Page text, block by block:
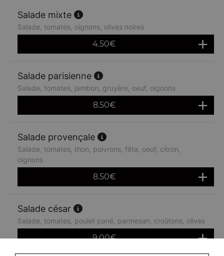
Salade mixte
Salade, tomates, oignons, olives noires
4.50€
Salade parisienne
Salade, tomates, jambon, gruyère, oeuf, oignons
8.50€
Salade provençale
Salade, tomates, thon, poivrons, fêta, oeuf, citron,
oignons
8.50€
Salade césar
Salade, tomates, poulet pané, parmesan, croûtons, olives
9.00€